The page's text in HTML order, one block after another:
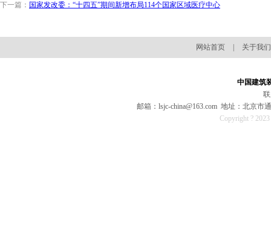
下一篇： 国家发改委：“十四五”期间新增布局114个国家区域医疗中心
网站首页 关于我们
中国建筑
邮箱：lsjc-china@163.com 地址：北京市
Copyright ?